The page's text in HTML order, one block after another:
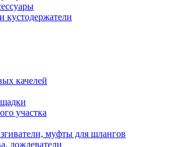
кустодержатели
качелей
участка
муфты для шлангов
дождеватели